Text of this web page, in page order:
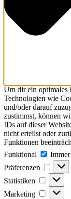
Um dir ein optimales
Technologien wie
und/oder darauf
zustimmst, können
IDs auf dieser
nicht erteilst oder
Funktionen
Funktional
Präferenzen
Statistiken
Marketing